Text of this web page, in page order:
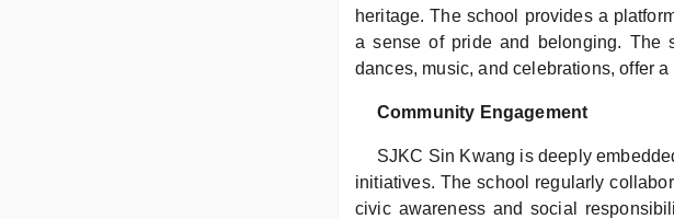
heritage. The school provides a
a sense of pride and belonging. The
dances, music, and celebrations, offer
Community Engagement
SJKC Sin Kwang is deeply
initiatives. The school regularly
civic awareness and social